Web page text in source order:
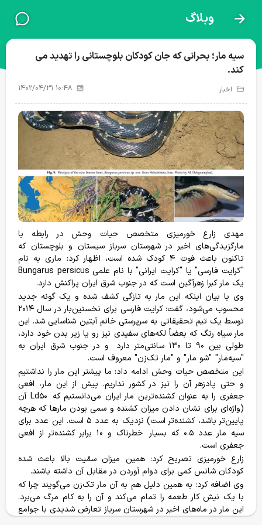
نذرطبیعت
آبشخور حیات وحش 43 تغذیه حیات وحش 24 تیمار و درمان
پروژه‌های فعال
درختکاری ۱۴۰۴-١۴٠۵
محقق شده
9305 نهال
هدف
15000 نهال
حمایت می کنم
جان پناه کیاسر
محقق شده
432،100،000
هدف
1،500،000،000
حمایت می کنم
گزارش پروژه ها
خانه فروشگاه سفرها وبلاگ حساب من
وبلاگ
سیه مار؛ بحرانی که جان کودکان بلوچستانی را تهدید می
کند.
اخبار 1402/04/31 10:48
مهدی زارع خورمیزی متخصص حیات وحش در رابطه با
مارگزیدگی‌های اخیر در شهرستان سرباز سیستان و بلوچستان که
تاکنون باعث فوت ۴ کودک شده است، اظهار کرد: ماری به نام
"کرایت فارسی" یا "کرایت ایرانی" با نام علمی Bungarus persicus
یک مار کبرا زهرآگین است که در جنوب شرق ایران پراکنش دارد.
وی با بیان اینکه این مار به تازگی کشف شده و یک گونه جدید
محسوب می‌شود، گفت: کرایت فارسی برای نخستین‌بار در سال ۲۰۱۴
توسط یک تیم تحقیقاتی به سرپرستی خانم آبتین شناسایی شد. این
مار سیاه رنگ که بعضاً لکه‌های سفیدی نیز رو یا زیر بدن خود دارد،
طولی بین ۹۰ تا ۱۳۰ سانتی‌متر دارد و در جنوب شرق ایران به
"سیه‌مار" "شو مار" و "مار تک‌زن" معروف است.
این متخصص حیات وحش ادامه داد: ما پیشتر این مار را نداشتیم
و حتی پادزهر آن را نیز در کشور نداریم. پیش از این مار، افعی
جعفری را به عنوان کشنده‌ترین مار ایران می‌دانستیم که Ld۵۰ آن
(واژه‌ای برای نشان دادن میزان کشنده و سمی بودن مار‌ها که هرچه
پایین‌تر باشد، کشنده‌تر است) نزدیک به عدد ۵ است. این عدد برای
سیه مار عدد ۰.۵ که بسیار خطرناک و ۱۰ برابر کشنده‌تر از افعی
جعفری است.
زارع خورمیزی تصریح کرد: همین میزان سمّیت بالا باعث شده
کودکان شانس کمی برای دوام آوردن در مقابل آن داشته باشند.
وی اضافه کرد: به همین دلیل هم به آن مار تک‌زن می‌گویند چرا که
با یک نیش کار طعمه را تمام می‌کند و آن را به کام مرگ می‌برد.
این مار در ماه‌های اخیر در شهرستان سرباز تعارض شدیدی با جوامع